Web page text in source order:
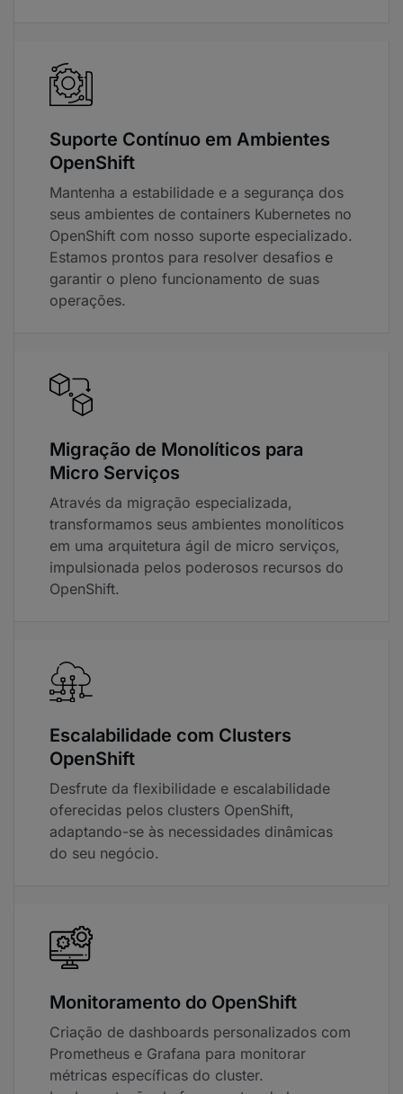
Suporte Contínuo em Ambientes
OpenShift
Mantenha a estabilidade e a segurança dos
seus ambientes de containers Kubernetes no
OpenShift com nosso suporte especializado.
Estamos prontos para resolver desafios e
garantir o pleno funcionamento de suas
operações.
Migração de Monolíticos para
Micro Serviços
Através da migração especializada,
transformamos seus ambientes monolíticos
em uma arquitetura ágil de micro serviços,
impulsionada pelos poderosos recursos do
OpenShift.
Escalabilidade com Clusters
OpenShift
Desfrute da flexibilidade e escalabilidade
oferecidas pelos clusters OpenShift,
adaptando-se às necessidades dinâmicas
do seu negócio.
Monitoramento do OpenShift
Criação de dashboards personalizados com
Prometheus e Grafana para monitorar
métricas específicas do cluster.